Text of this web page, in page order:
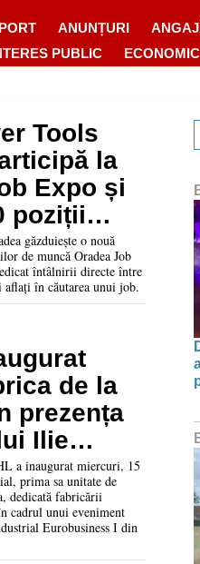
ANUNȚURI
PUBLIC ECONOMIC
Tools
la
Expo și
poziții
găzduiește o nouă
de muncă Oradea Job
întâlnirii directe între
în căutarea unui job.
de la
prezența
Ilie
a inaugurat miercuri, 15
prima sa unitate de
dedicată fabricării
cadrul unui eveniment
Eurobusiness I din